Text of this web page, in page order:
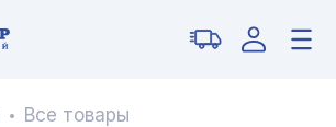
Все товары